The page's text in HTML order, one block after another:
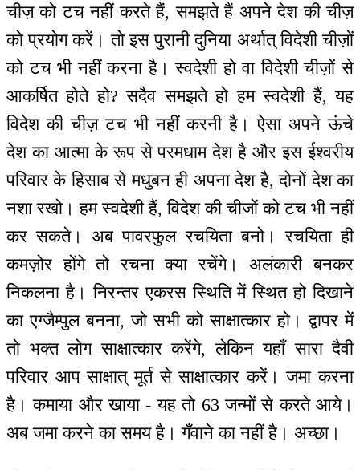
चीज़ को टच नहीं करते हैं, समझते हैं अपने देश की चीज़
को प्रयोग करें। तो इस पुरानी दुनिया अर्थात् विदेशी चीज़ों
को टच भी नहीं करना है। स्वदेशी हो वा विदेशी चीज़ों से
आकर्षित होते हो? सदैव समझते हो हम स्वदेशी हैं, यह
विदेश की चीज़ टच भी नहीं करनी है। ऐसा अपने ऊंचे
देश का आत्मा के रूप से परमधाम देश है और इस ईश्वरीय
परिवार के हिसाब से मधुबन ही अपना देश है, दोनों देश का
नशा रखो। हम स्वदेशी हैं, विदेश की चीजों को टच भी नहीं
कर सकते। अब पावरफुल रचयिता बनो। रचयिता ही
कमज़ोर होंगे तो रचना क्या रचेंगे। अलंकारी बनकर
निकलना है। निरन्तर एकरस स्थिति में स्थित हो दिखाने
का एग्जैम्पुल बनना, जो सभी को साक्षात्कार हो। द्वापर में
तो भक्त लोग साक्षात्कार करेंगे, लेकिन यहाँ सारा दैवी
परिवार आप साक्षात् मूर्त से साक्षात्कार करें। जमा करना
है। कमाया और खाया - यह तो 63 जन्मों से करते आये।
अब जमा करने का समय है। गँवाने का नहीं है। अच्छा।